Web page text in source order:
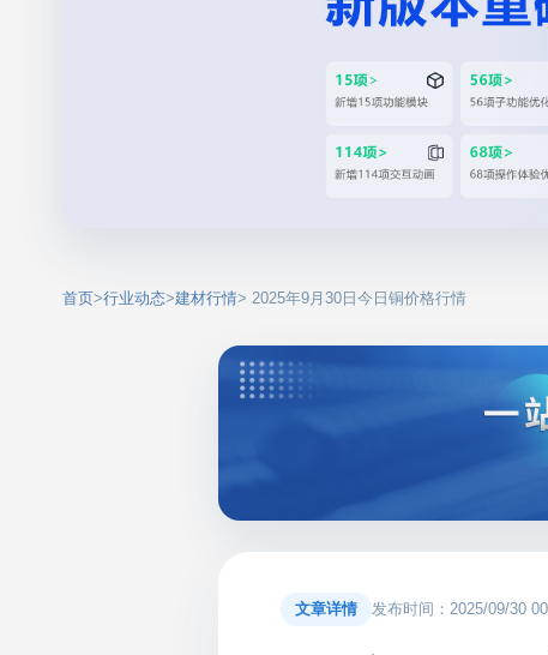
首页>行业动态>建材行情> 2025年9月30日今日铜价格行情
文章详情 发布时间：2025/09/30